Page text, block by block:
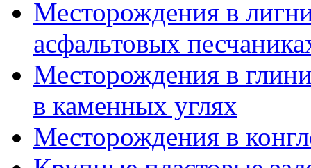
Месторождения в
асфальтовых
Месторождения в
в каменных углях
Месторождения в